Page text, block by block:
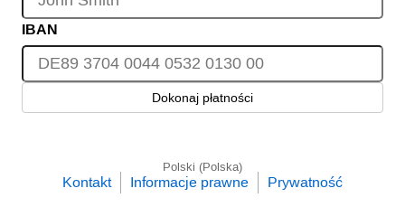
IBAN
Dokonaj płatności
Polski (Polska)
Kontakt Informacje prawne Prywatność